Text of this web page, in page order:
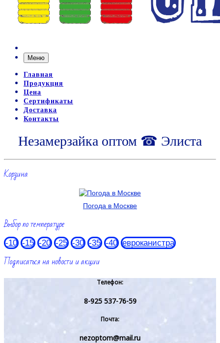
Меню
Главная
Продукция
Цена
Сертификаты
Доставка
Контакты
Незамерзайка оптом ☎ Элиста
Корзина
Погода в Москве
Выбор по температуре
-10 -15 -20 -25 -30 -35 -40 евроканистра
Подписаться на новости и акции
Телефон:
8-925 537-76-59
Почта:
nezoptom@mail.ru